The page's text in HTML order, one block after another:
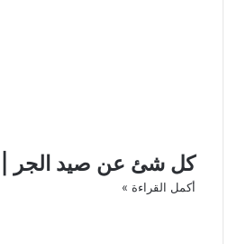
كل شئ عن صيد الجر || Trolling
أكمل القراءة »